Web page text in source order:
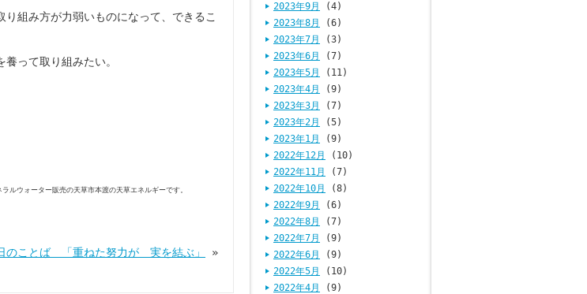
組み方が力弱いものになって、できるこ
って取り組みたい。
ルウォーター販売の天草市本渡の天草エネルギーです。
のことば 「重ねた努力が 実を結ぶ」 »
2023年9月
(4)
2023年8月
(6)
2023年7月
(3)
2023年6月
(7)
2023年5月
(11)
2023年4月
(9)
2023年3月
(7)
2023年2月
(5)
2023年1月
(9)
2022年12月
(10)
2022年11月
(7)
2022年10月
(8)
2022年9月
(6)
2022年8月
(7)
2022年7月
(9)
2022年6月
(9)
2022年5月
(10)
2022年4月
(9)